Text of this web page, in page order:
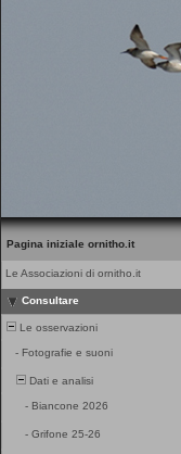
Pagina iniziale ornitho.it
Le Associazioni di ornitho.it
Consultare
Le osservazioni
- Fotografie e suoni
Dati e analisi
- Biancone 2026
- Grifone 25-26